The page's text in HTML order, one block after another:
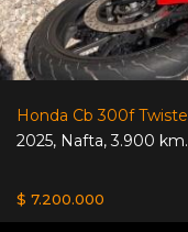
Honda Cb 300f
2025, Nafta,3.900 km.
$ 7.200.000